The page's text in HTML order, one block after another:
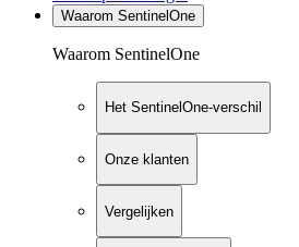
Waarom SentinelOne
Waarom SentinelOne
Het SentinelOne-verschil
Onze klanten
Vergelijken